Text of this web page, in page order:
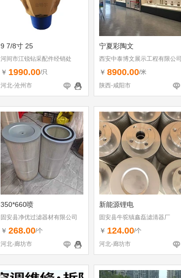
9 7/8寸 25
河间市江锐钻采配件经销处
￥ 1990.00/只
河北-沧州市
宁夏彩陶文
西安中泰博文展示工程有限公司
￥ 8900.00/米
陕西-咸阳市
350*660喷
固安县净优过滤器材有限公司
￥ 268.00/个
河北-廊坊市
新能源锂电
固安县牛驼镇鑫磊滤清器厂
￥ 124.00/个
河北-廊坊市